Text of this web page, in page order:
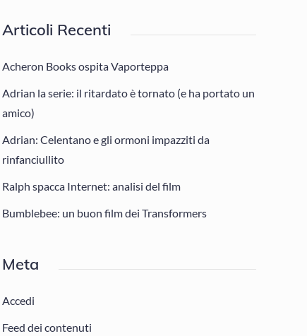
Articoli Recenti
Acheron Books ospita Vaporteppa
Adrian la serie: il ritardato è tornato (e ha portato un
amico)
Adrian: Celentano e gli ormoni impazziti da
rinfanciullito
Ralph spacca Internet: analisi del film
Bumblebee: un buon film dei Transformers
Meta
Accedi
Feed dei contenuti